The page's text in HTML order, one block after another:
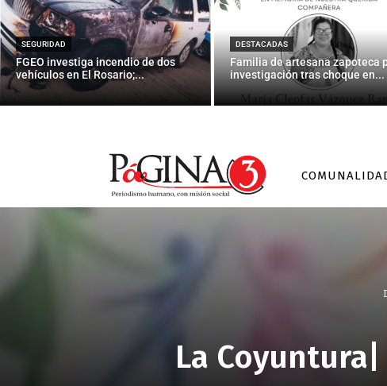
SEGURIDAD
FGEO investiga incendio de dos
vehículos en El Rosario;...
DESTACADAS
Familia de artesana zapoteca
investigación tras choque en...
La Coyuntura|